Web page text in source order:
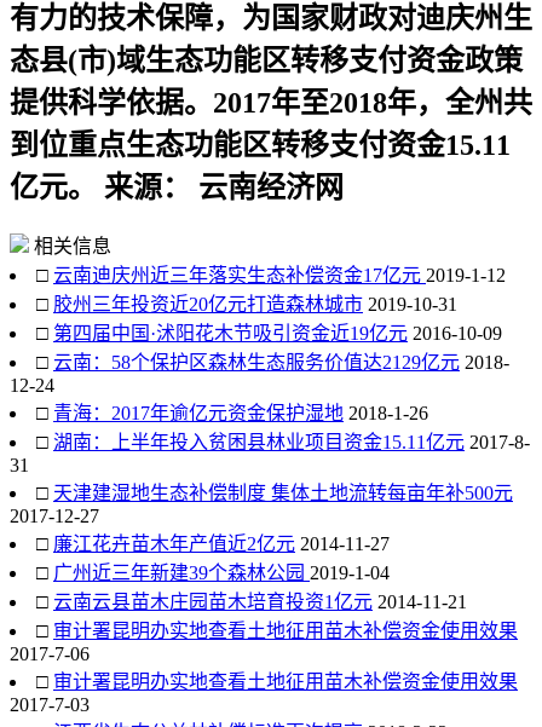
有力的技术保障，为国家财政对迪庆州生
态县(市)域生态功能区转移支付资金政策
提供科学依据。2017年至2018年，全州共
到位重点生态功能区转移支付资金15.11
亿元。 来源： 云南经济网
相关信息
□ 云南迪庆州近三年落实生态补偿资金17亿元 2019-1-12
□ 胶州三年投资近20亿元打造森林城市 2019-10-31
□ 第四届中国·沭阳花木节吸引资金近19亿元 2016-10-09
□ 云南：58个保护区森林生态服务价值达2129亿元 2018-
12-24
□ 青海：2017年逾亿元资金保护湿地 2018-1-26
□ 湖南：上半年投入贫困县林业项目资金15.11亿元 2017-8-
31
□ 天津建湿地生态补偿制度 集体土地流转每亩年补500元
2017-12-27
□ 廉江花卉苗木年产值近2亿元 2014-11-27
□ 广州近三年新建39个森林公园 2019-1-04
□ 云南云县苗木庄园苗木培育投资1亿元 2014-11-21
□ 审计署昆明办实地查看土地征用苗木补偿资金使用效果
2017-7-06
□ 审计署昆明办实地查看土地征用苗木补偿资金使用效果
2017-7-03